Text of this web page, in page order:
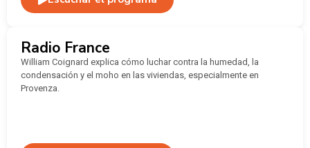
Radio France
William Coignard explica cómo luchar contra la humedad, la
condensación y el moho en las viviendas, especialmente en
Provenza.